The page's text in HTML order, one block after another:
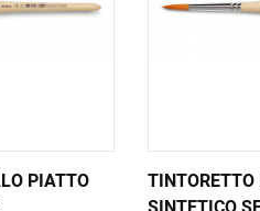
PIATTO
TINTORETTO
SINTETICO